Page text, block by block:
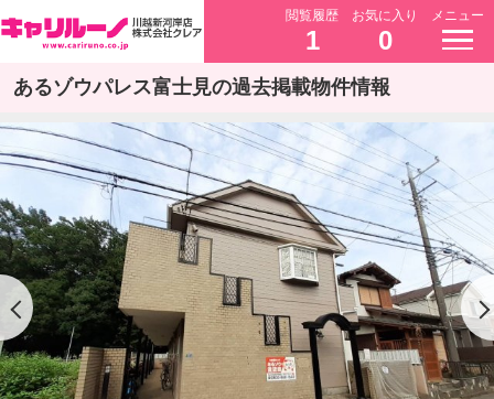
閲覧履歴
1
お気に入り
0
メニュー
あるゾウパレス富士見の過去掲載物件情報